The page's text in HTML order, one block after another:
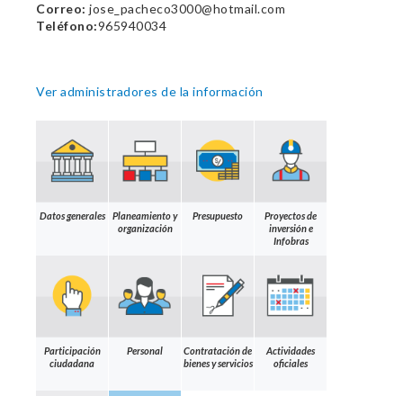
Correo: jose_pacheco3000@hotmail.com
Teléfono:965940034
Ver administradores de la información
Datos generales
Planeamiento y
organización
Presupuesto
Proyectos de
inversión e
Infobras
Participación
ciudadana
Personal
Contratación de
bienes y servicios
Actividades
oficiales